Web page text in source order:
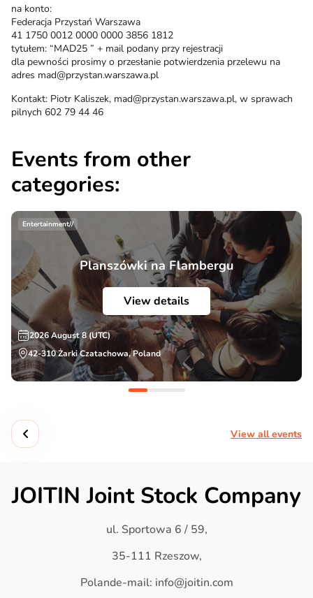
na konto:
Federacja Przystań Warszawa
41 1750 0012 0000 0000 3856 1812
tytułem: “MAD25 ” + mail podany przy rejestracji
dla pewności prosimy o przesłanie potwierdzenia przelewu na
adres mad@przystan.warszawa.pl
Kontakt: Piotr Kaliszek, mad@przystan.warszawa.pl, w sprawach
pilnych 602 79 44 46
Events from other
categories:
Entertainment//
Planszówki na Flambergu
View details
2026 August 8 (UTC)
42-310 Żarki Czatachowa, Poland
View all events
JOITIN Joint Stock Company
ul. Sportowa 6 / 59,
35-111 Rzeszow,
Polande-mail: info@joitin.com